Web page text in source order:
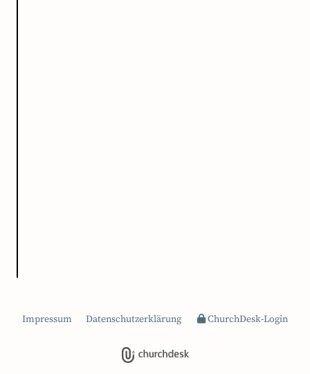
Impressum Datenschutzerklärung ChurchDesk-Login